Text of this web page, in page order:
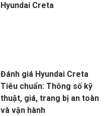
Hyundai Creta
Đánh giá Hyundai Creta
Tiêu chuẩn: Thông số kỹ
thuật, giá, trang bị an toàn
và vận hành